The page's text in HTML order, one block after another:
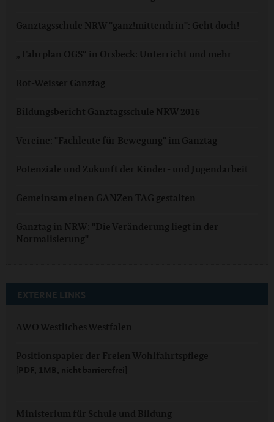
Ganztagsschule NRW "ganz!mittendrin": Geht doch!
„ Fahrplan OGS“ in Orsbeck: Unterricht und mehr
Rot-Weisser Ganztag
Bildungsbericht Ganztagsschule NRW 2016
Vereine: "Fachleute für Bewegung" im Ganztag
Potenziale und Zukunft der Kinder- und Jugendarbeit
Gemeinsam einen GANZen TAG gestalten
Ganztag in NRW: "Die Veränderung liegt in der
Normalisierung"
EXTERNE LINKS
AWO Westliches Westfalen
Positionspapier der Freien Wohlfahrtspflege
[PDF, 1MB, nicht barrierefrei]
Ministerium für Schule und Bildung